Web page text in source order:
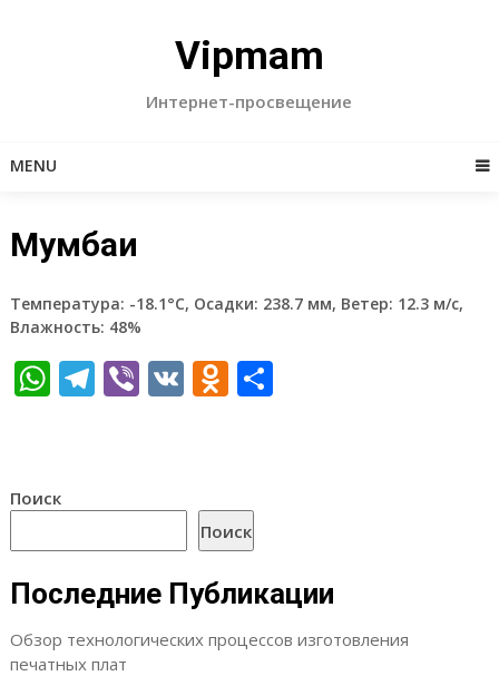
Vipmam
Интернет-просвещение
MENU
Мумбаи
Температура: -18.1°C, Осадки: 238.7 мм, Ветер: 12.3 м/с,
Влажность: 48%
WhatsApp
Telegram
Viber
VKOdnoklassniki
Отправить
Поиск
Поиск
Последние Публикации
Обзор технологических процессов изготовления
печатных плат